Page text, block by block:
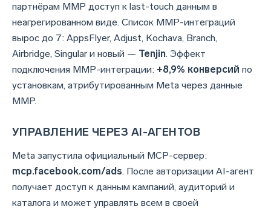
партнёрам MMP доступ к last-touch данным в
неагрегированном виде. Список MMP-интеграций
вырос до 7: AppsFlyer, Adjust, Kochava, Branch,
Airbridge, Singular и новый — Tenjin. Эффект
подключения MMP-интеграции: +8,9% конверсий по
установкам, атрибутированным Meta через данные
MMP.
УПРАВЛЕНИЕ ЧЕРЕЗ AI-АГЕНТОВ
Meta запустила официальный MCP-сервер:
mcp.facebook.com/ads. После авторизации AI-агент
получает доступ к данным кампаний, аудиторий и
каталога и может управлять всем в своей